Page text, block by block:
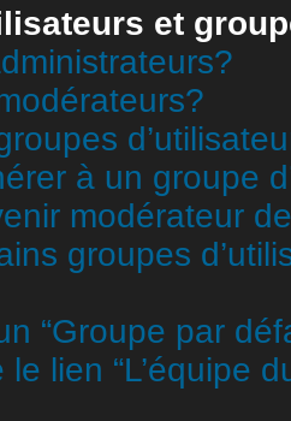
et
à un groupe
modérateur
groupes
“Groupe par
le lien “L’équipe